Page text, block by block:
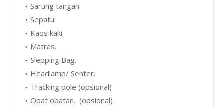
Sarung tangan
Sepatu.
Kaos kaki.
Matras.
Slepping Bag.
Headlamp/ Senter.
Tracking pole (opsional)
Obat obatan. (opsional)